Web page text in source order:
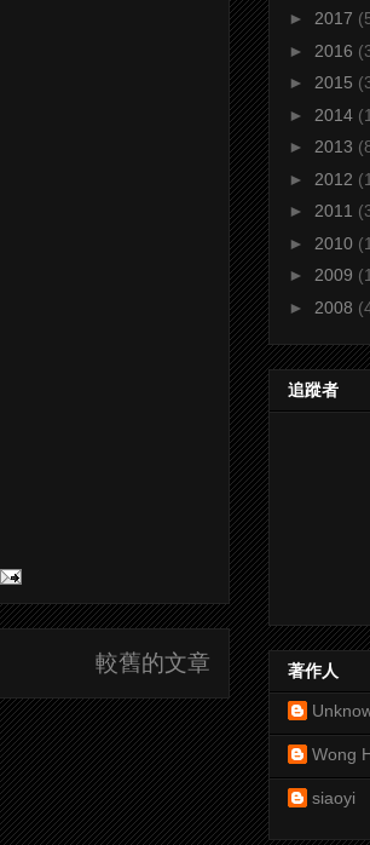
較舊的文章
► 2017
► 2016
► 2015
► 2014
► 2013
► 2012
► 2011
► 2010
► 2009
► 2008
追蹤者
著作人
Wong
siaoyi